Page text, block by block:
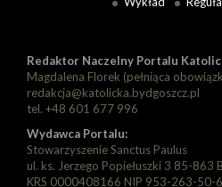
Redaktor Naczelny Portalu
Magdalena Florek (pełniąca
redakcja@katolicka.bydgoszcz.pl
tel. +48 601 677 996
Wydawca Portalu:
Stowarzyszenie Sanctus Paulus
ul. ks. Jerzego Popiełuszki 3 85-863
KRS 0000408166 NIP 953-263-50-